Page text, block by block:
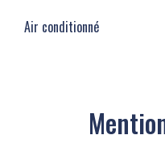
Air conditionné